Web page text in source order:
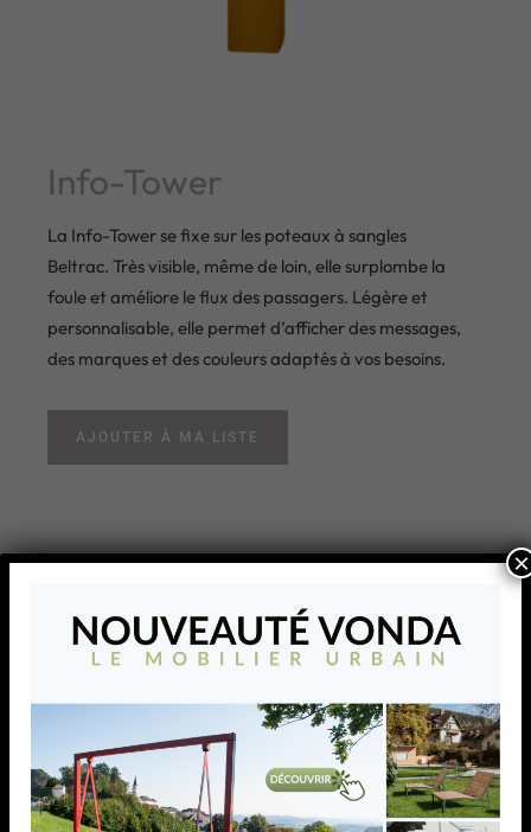
Info-Tower
La Info-Tower se fixe sur les poteaux à sangles
Beltrac. Très visible, même de loin, elle surplombe la
foule et améliore le flux des passagers. Légère et
personnalisable, elle permet d’afficher des messages,
des marques et des couleurs adaptés à vos besoins.
AJOUTER À MA LISTE
×